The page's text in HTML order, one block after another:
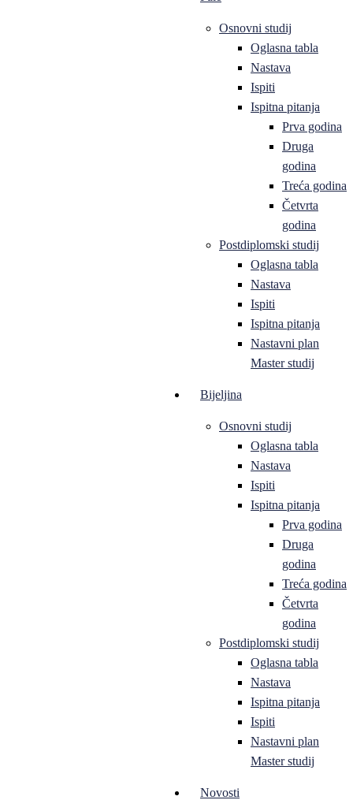
Osnovni studij
Oglasna tabla
Nastava
Ispiti
Ispitna pitanja
Prva godina
Druga
godina
Treća godina
Četvrta
godina
Postdiplomski studij
Oglasna tabla
Nastava
Ispiti
Ispitna pitanja
Nastavni plan
Master studij
Bijeljina
Osnovni studij
Oglasna tabla
Nastava
Ispiti
Ispitna pitanja
Prva godina
Druga
godina
Treća godina
Četvrta
godina
Postdiplomski studij
Oglasna tabla
Nastava
Ispitna pitanja
Ispiti
Nastavni plan
Master studij
Novosti